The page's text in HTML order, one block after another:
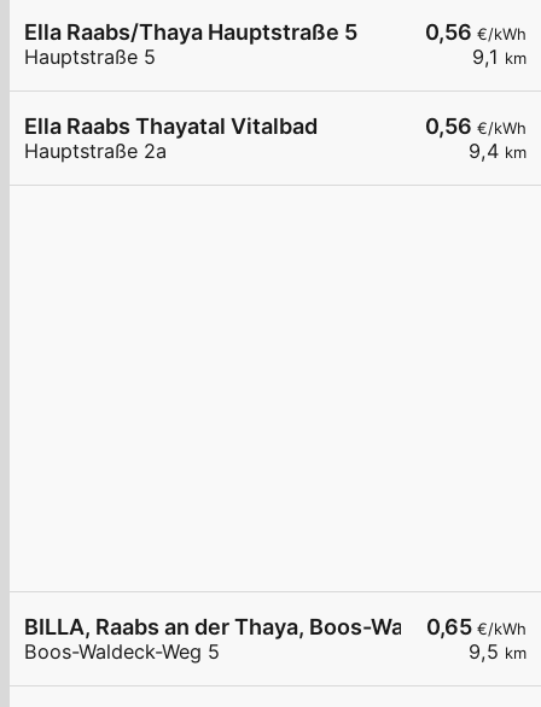
0,56 €/kWh
9,1 km
Ella Raabs/Thaya Hauptstraße 5
Hauptstraße 5
0,56 €/kWh
9,4 km
Ella Raabs Thayatal Vitalbad
Hauptstraße 2a
0,65 €/kWh
9,5 km
BILLA, Raabs an der Thaya, Boos-Waldeck-Weg
Boos-Waldeck-Weg 5